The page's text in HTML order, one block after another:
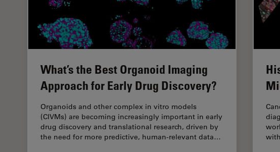
What’s the Best Organoid Imaging
Approach for Early Drug Discovery?
Organoids and other complex in vitro models
(CIVMs) are becoming increasingly important in early
drug discovery and translational research, driven by
the need for more predictive, human-relevant data…